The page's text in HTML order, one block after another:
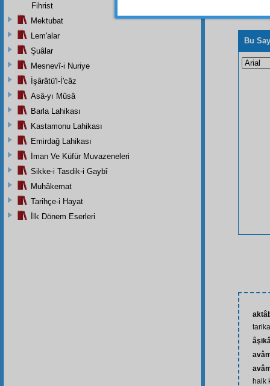
Bu
halk
Fihrist
Mektubat
Lem'alar
Şuâlar
Mesnevî-i Nuriye
İşârâtü'l-İ'câz
Asâ-yı Mûsâ
Barla Lahikası
Kastamonu Lahikası
Emirdağ Lahikası
İman Ve Küfür Muvazeneleri
Sikke-i Tasdik-i Gaybî
Muhâkemat
Tarihçe-i Hayat
İlk Dönem Eserleri